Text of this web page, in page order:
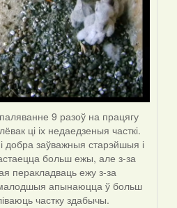
9 разоў на працягу
ці іх недаедзеныя часткі.
добра заўважныя старэйшыя і
больш ежы, але з-за
перакладваць ежу з-за
апынаюцца ў больш
частку здабычы.